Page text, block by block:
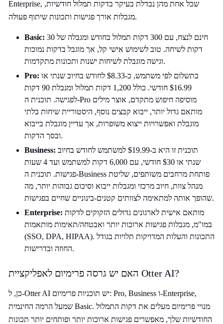
Enterprise, שכל אחת מהן נבדלת בעיקר בדקות תמלול חודשיות,
מגבלות אורך פגישות ותכונות שיתוף פעולה.​
Basic: חינם לנצח, עם 300 דקות תמלול בחודש ומגבלה של 30
דקות לשיחה.​ טוב לשימוש אישי קל, אך מוגבל בדקות נמוכות
וגישה מוגבלת לשיחות ישנות ותכונות מתקדמות.​
Pro: בתשלום לפי משתמש, כ-$8.33 לחודש בחיוב שנתי או
$16.99 חודשי. כולל 1,200 דקות תמלול ומגבלת 90 דקות
לפגישה.​ תוכנית ה-Pro מוסיפה חיפוש מתקדם, אוצר מילים
מותאם גדול יותר, ייבוא קבצים נוסף, היסטוריית שיחות בלתי
מוגבלת ואפשרויות ייצוא משופרות, אך עדיין מוגבלת בייבוא
ובסך הדקות.​
Business: תוכנית זו היא ב-$19.99 למשתמש לחודש בחיוב
שנתי או $30 חודשי, עם 6,000 דקות למשתמש ועד 4 שעות
פגישות.​ תוכנית ה-Business פותחת מרחבים משותפים, שליטת
מנהל צוות, חיוב מרכזי ומגבלות ייבוא וסיכום גבוהות יותר, מה
שהופך אותה למתאימה לצוותים קטנים-בינוניים שחיים בפגישות.​
Enterprise: מותאם אישית לארגונים גדולים הזקוקים לדקות
במו"מ, מגבלות פגישות ארוכות יותר ואבטחה/תאימות מותאמות
(SSO, DPA, HIPAA).​ התכונות והעלות המדויקות תלויות בגודל
החוזה ובדרישות.
האם יש גרסה פרימיום לאפליקציית Otter AI?
כן, ל-Otter AI יש תוכניות פרימיום: Pro, Business ו-Enterprise,
שמעל הרמה החינמית Basic. מנויי פרימיום מעלים את דקות התמלול
החודשיות שלך, מאפשרים פגישות ארוכות יותר ופותחים יותר תכונות